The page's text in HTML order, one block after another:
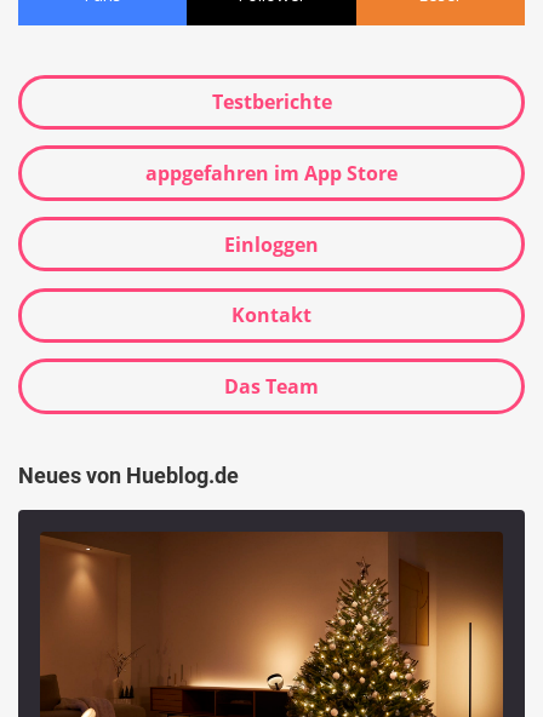
Testberichte
appgefahren im App Store
Einloggen
Kontakt
Das Team
Neues von Hueblog.de